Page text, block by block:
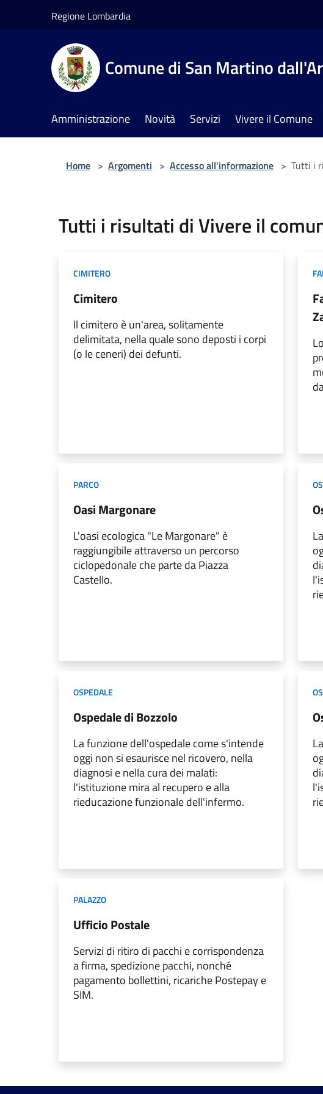
Regione Lombardia
Comune di San Martino
Amministrazione Novità Servizi Vivere il Comune
Home > Argomenti > Accesso all'informazione > Tutti i
Tutti i risultati di Vivere il
CIMITERO
Cimitero
Il cimitero è un'area, solitamente
delimitata, nella quale sono deposti i corpi
(o le ceneri) dei defunti.
PARCO
Oasi Margonare
L'oasi ecologica "Le Margonare" è
raggiungibile attraverso un percorso
ciclopedonale che parte da Piazza
Castello.
OSPEDALE
Ospedale di Bozzolo
La funzione dell'ospedale come s'intende
oggi non si esaurisce nel ricovero, nella
diagnosi e nella cura dei malati:
l'istituzione mira al recupero e alla
rieducazione funzionale dell'infermo.
PALAZZO
Ufficio Postale
Servizi di ritiro di pacchi e corrispondenza
a firma, spedizione pacchi, nonché
pagamento bollettini, ricariche Postepay e
SIM.